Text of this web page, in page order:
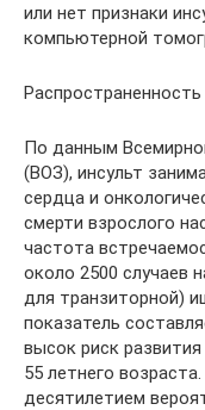
или нет признаки
компьютерной
По данным
(ВОЗ), инсульт
сердца и
смерти взрослого
частота
около 2500 случаев
для транзиторной)
показатель
высок риск
55 летнего
десятилетием